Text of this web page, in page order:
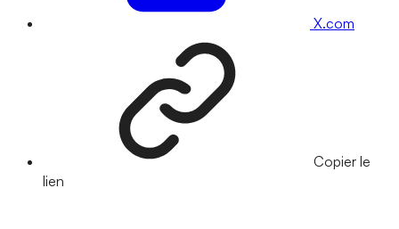
X.com
Copier le
lien